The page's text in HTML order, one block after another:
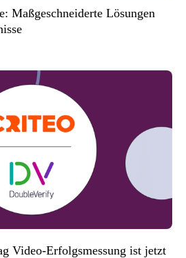
Maßgeschneiderte Lösungen
Video-Erfolgsmessung ist jetzt